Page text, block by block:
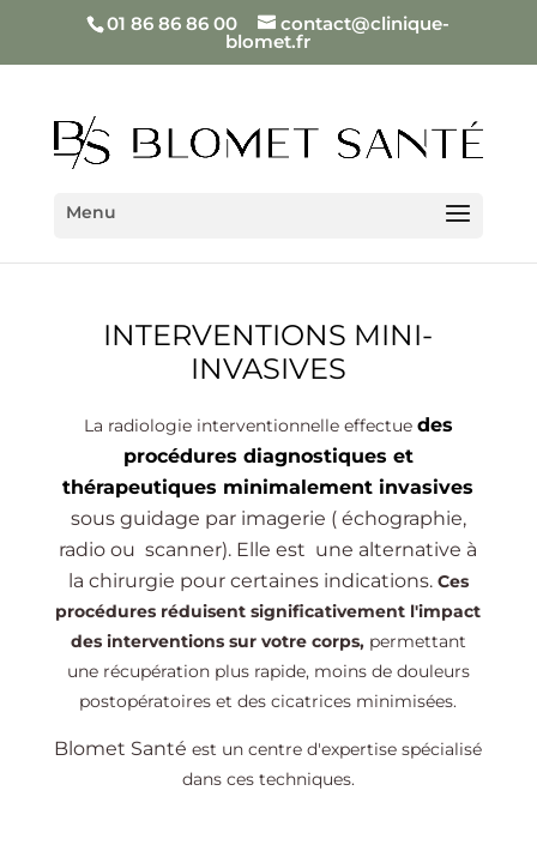
01 86 86 86 00 contact@clinique-
blomet.fr
INTERVENTIONS MINI-
INVASIVES
La radiologie interventionnelle effectue des
procédures diagnostiques et
thérapeutiques minimalement invasives
sous guidage par imagerie ( échographie,
radio ou scanner). Elle est une alternative à
la chirurgie pour certaines indications. Ces
procédures réduisent significativement l'impact
des interventions sur votre corps,permettant
une récupération plus rapide, moins de douleurs
postopératoires et des cicatrices minimisées.
Blomet Santéest un centre d'expertise spécialisé
dans ces techniques.